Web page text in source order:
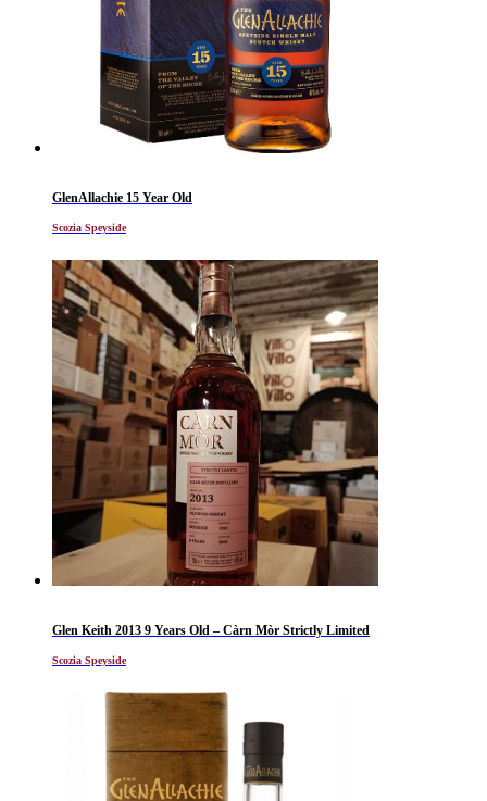
GlenAllachie 15 Year Old
Scozia Speyside
Glen Keith 2013 9 Years Old – Càrn Mòr Strictly Limited
Scozia Speyside